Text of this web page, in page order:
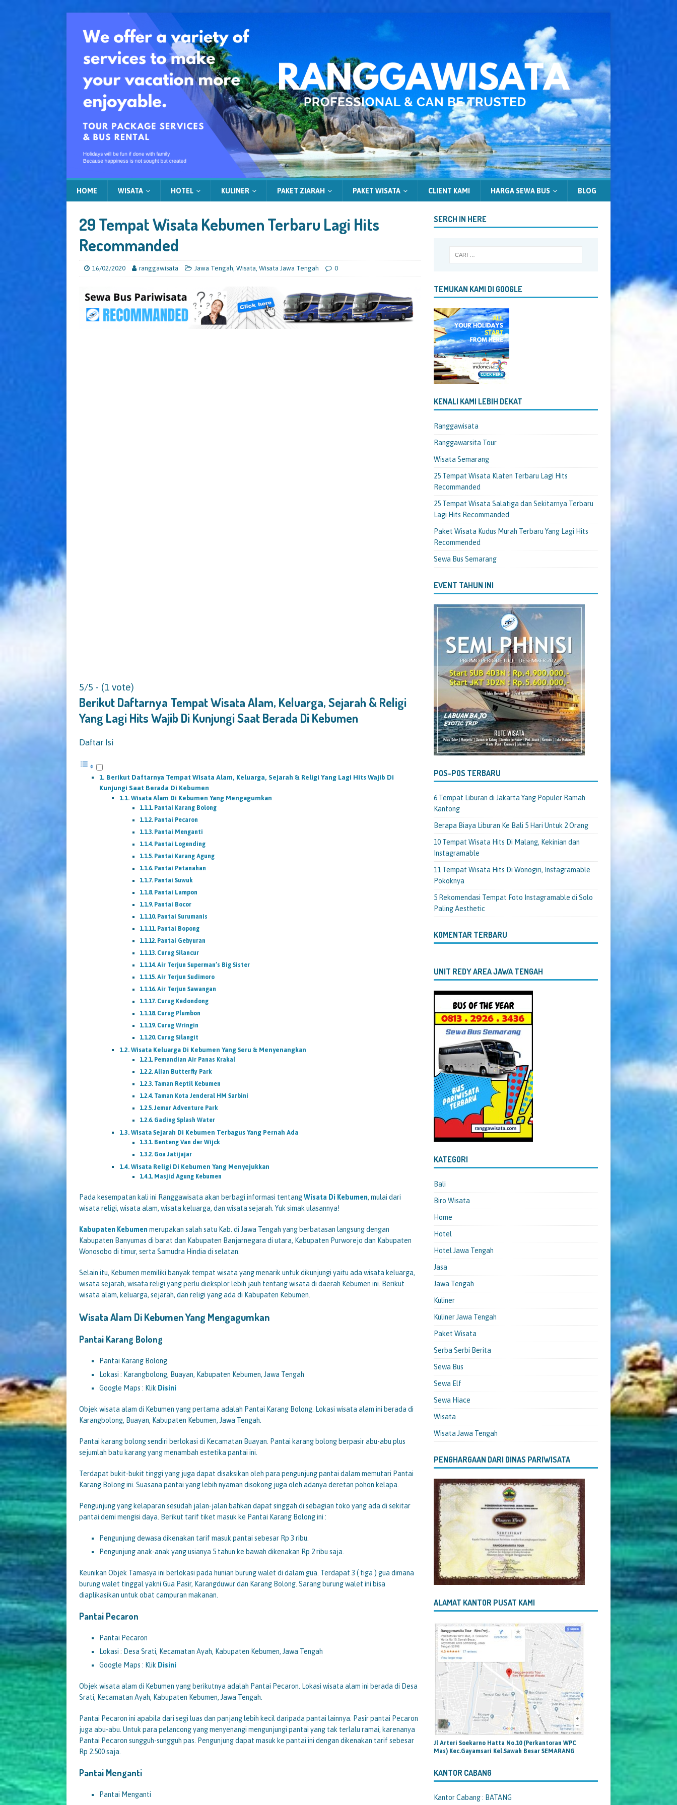
HOME WISATA HOTEL KULINER PAKET ZIARAH PAKET WISATA CLIENT KAMI HARGA SEWA BUS BLOG
29 Tempat Wisata Kebumen Terbaru Lagi Hits
Recommanded
16/02/2020 ranggawisata Jawa Tengah Wisata Wisata Jawa Tengah 0
5/5 - (1 vote)
Berikut Daftarnya Tempat Wisata Alam, Keluarga, Sejarah & Religi
Yang Lagi Hits Wajib Di Kunjungi Saat Berada Di Kebumen
Daftar Isi
Berikut Daftarnya Tempat Wisata Alam, Keluarga, Sejarah & Religi Yang Lagi Hits Wajib Di
Kunjungi Saat Berada Di Kebumen
Wisata Alam Di Kebumen Yang Mengagumkan
Pantai Karang Bolong
Pantai Pecaron
Pantai Menganti
Pantai Logending
Pantai Karang Agung
Pantai Petanahan
Pantai Suwuk
Pantai Lampon
Pantai Bocor
Pantai Surumanis
Pantai Bopong
Pantai Gebyuran
Curug Silancur
Air Terjun Superman’s Big Sister
Air Terjun Sudimoro
Air Terjun Sawangan
Curug Kedondong
Curug Plumbon
Curug Wringin
Curug Silangit
Wisata Keluarga Di Kebumen Yang Seru & Menyenangkan
Pemandian Air Panas Krakal
Alian Butterfly Park
Taman Reptil Kebumen
Taman Kota Jenderal HM Sarbini
Jemur Adventure Park
Gading Splash Water
Wisata Sejarah Di Kebumen Terbagus Yang Pernah Ada
Benteng Van der Wijck
Goa Jatijajar
Wisata Religi Di Kebumen Yang Menyejukkan
Masjid Agung Kebumen
Pada kesempatan kali ini Ranggawisata akan berbagi informasi tentangWisata Di Kebumen, mulai dari
wisata religi, wisata alam, wisata keluarga, dan wisata sejarah. Yuk simak ulasannya!
Kabupaten Kebumenmerupakan salah satu Kab. di Jawa Tengah yang berbatasan langsung dengan
Kabupaten Banyumas di barat dan Kabupaten Banjarnegara di utara, Kabupaten Purworejo dan Kabupaten
Wonosobo di timur, serta Samudra Hindia di selatan.
Selain itu, Kebumen memiliki banyak tempat wisata yang menarik untuk dikunjungi yaitu ada wisata keluarga,
wisata sejarah, wisata religi yang perlu dieksplor lebih jauh tentang wisata di daerah Kebumen ini. Berikut
wisata alam, keluarga, sejarah, dan religi yang ada di Kabupaten Kebumen.
Wisata Alam Di Kebumen Yang Mengagumkan
Pantai Karang Bolong
Pantai Karang Bolong
Lokasi : Karangbolong, Buayan, Kabupaten Kebumen, Jawa Tengah
Google Maps : Klik Disini
Objek wisata alam di Kebumen yang pertama adalah Pantai Karang Bolong. Lokasi wisata alam ini berada di
Karangbolong, Buayan, Kabupaten Kebumen, Jawa Tengah.
Pantai karang bolong sendiri berlokasi di Kecamatan Buayan. Pantai karang bolong berpasir abu-abu plus
sejumlah batu karang yang menambah estetika pantai ini.
Terdapat bukit-bukit tinggi yang juga dapat disaksikan oleh para pengunjung pantai dalam memutari Pantai
Karang Bolong ini. Suasana pantai yang lebih nyaman disokong juga oleh adanya deretan pohon kelapa.
Pengunjung yang kelaparan sesudah jalan-jalan bahkan dapat singgah di sebagian toko yang ada di sekitar
pantai demi mengisi daya. Berikut tarif tiket masuk ke Pantai Karang Bolong ini :
Pengunjung dewasa dikenakan tarif masuk pantai sebesar Rp 3 ribu.
Pengunjung anak-anak yang usianya 5 tahun ke bawah dikenakan Rp 2 ribu saja.
Keunikan Objek Tamasya ini berlokasi pada hunian burung walet di dalam gua. Terdapat 3 ( tiga ) gua dimana
burung walet tinggal yakni Gua Pasir, Karangduwur dan Karang Bolong. Sarang burung walet ini bisa
diaplikasikan untuk obat campuran makanan.
Pantai Pecaron
Pantai Pecaron
Lokasi : Desa Srati, Kecamatan Ayah, Kabupaten Kebumen, Jawa Tengah
Google Maps : Klik Disini
Objek wisata alam di Kebumen yang berikutnya adalah Pantai Pecaron. Lokasi wisata alam ini berada di Desa
Srati, Kecamatan Ayah, Kabupaten Kebumen, Jawa Tengah.
Pantai Pecaron ini apabila dari segi luas dan panjang lebih kecil daripada pantai lainnya. Pasir pantai Pecaron
juga abu-abu. Untuk para pelancong yang menyenangi mengunjungi pantai yang tak terlalu ramai, karenanya
Pantai Pecaron sungguh-sungguh pas. Pengunjung dapat masuk ke pantai ini dengan dikenakan tarif sebesar
Rp 2.500 saja.
Pantai Menganti
Pantai Menganti
SERCH IN HERE
TEMUKAN KAMI DI GOOGLE
KENALI KAMI LEBIH DEKAT
Ranggawisata
Ranggawarsita Tour
Wisata Semarang
25 Tempat Wisata Klaten Terbaru Lagi Hits
Recommanded
25 Tempat Wisata Salatiga dan Sekitarnya Terbaru
Lagi Hits Recommanded
Paket Wisata Kudus Murah Terbaru Yang Lagi Hits
Recommended
Sewa Bus Semarang
EVENT TAHUN INI
POS-POS TERBARU
6 Tempat Liburan di Jakarta Yang Populer Ramah
Kantong
Berapa Biaya Liburan Ke Bali 5 Hari Untuk 2 Orang
10 Tempat Wisata Hits Di Malang, Kekinian dan
Instagramable
11 Tempat Wisata Hits Di Wonogiri, Instagramable
Pokoknya
5 Rekomendasi Tempat Foto Instagramable di Solo
Paling Aesthetic
KOMENTAR TERBARU
UNIT REDY AREA JAWA TENGAH
KATEGORI
Bali
Biro Wisata
Home
Hotel
Hotel Jawa Tengah
Jasa
Jawa Tengah
Kuliner
Kuliner Jawa Tengah
Paket Wisata
Serba Serbi Berita
Sewa Bus
Sewa Elf
Sewa Hiace
Wisata
Wisata Jawa Tengah
PENGHARGAAN DARI DINAS PARIWISATA
ALAMAT KANTOR PUSAT KAMI
Jl Arteri Soekarno Hatta No.10 (Perkantoran WPC
Mas) Kec.Gayamsari Kel.Sawah Besar SEMARANG
KANTOR CABANG
Kantor Cabang : BATANG